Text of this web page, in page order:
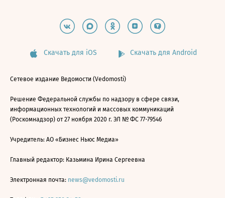
Скачать для iOS Скачать для Android
Сетевое издание Ведомости (Vedomosti)
Решение Федеральной службы по надзору в сфере связи,
информационных технологий и массовых коммуникаций
(Роскомнадзор) от 27 ноября 2020 г. ЭЛ № ФС 77-79546
Учредитель: АО «Бизнес Ньюс Медиа»
Главный редактор: Казьмина Ирина Сергеевна
Электронная почта: news@vedomosti.ru